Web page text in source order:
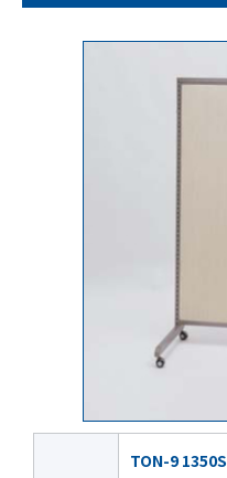
TON-9 1350S